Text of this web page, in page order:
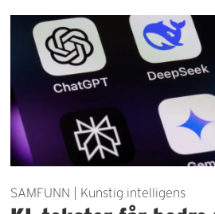
SAMFUNN | Kunstig intelligens